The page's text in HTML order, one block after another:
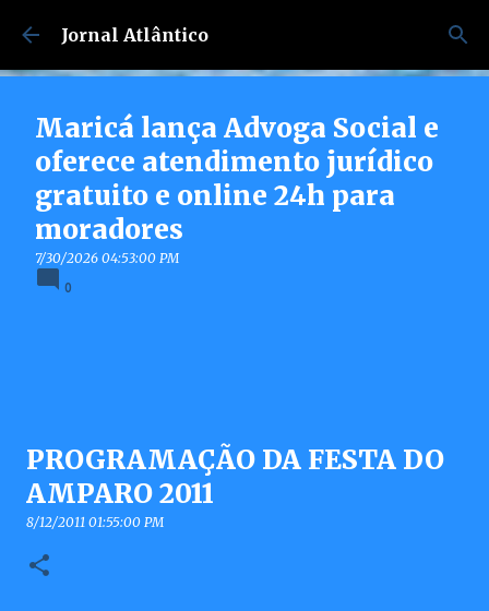
Pular para o conteúdo principal
Jornal Atlântico
Maricá lança Advoga Social e
oferece atendimento jurídico
gratuito e online 24h para
moradores
7/30/2026 04:53:00 PM
0
PROGRAMAÇÃO DA FESTA DO
AMPARO 2011
8/12/2011 01:55:00 PM